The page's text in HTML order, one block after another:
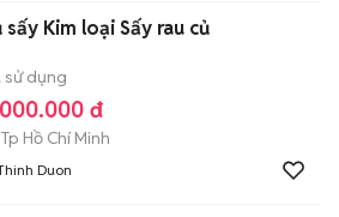
sấy Kim loại Sấy rau củ
sử dụng
đ
Tp Hồ Chí Minh
Duon